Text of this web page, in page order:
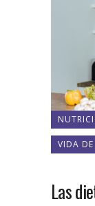
VIDA DE
Las